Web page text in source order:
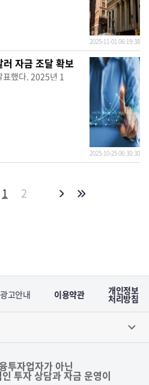
2025-11-01 06:19:38
자금 조달 확보
)가 공시를 발표했다. 2025년 1
2025-10-25 06:30:30
1 2
광고안내 이용약관 개인정보
처리방침
투자업자가 아닌
투자 상담과 자금 운영이